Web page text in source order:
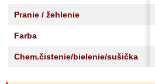
Pranie / žehlenie
Farba
Chem.čistenie/bielenie/sušička